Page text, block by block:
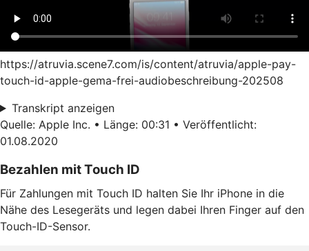
https://atruvia.scene7.com/is/content/atruvia/apple-pay-
touch-id-apple-gema-frei-audiobeschreibung-202508
Transkript anzeigen
Quelle: Apple Inc. • Länge: 00:31 • Veröffentlicht:
01.08.2020
Bezahlen mit Touch ID
Für Zahlungen mit Touch ID halten Sie Ihr iPhone in die
Nähe des Lesegeräts und legen dabei Ihren Finger auf den
Touch-ID-Sensor.